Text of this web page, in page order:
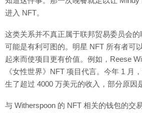
进入 NFT。
这类关系并不真正属于联邦贸易委员会
可能是有利可图的。明星 NFT 所有者可
起来而使项目更有价值。例如，Reese
《女性世界》NFT 项目代言。今年 1 月
生了超过 4000 万美元的收入，部分原因
与 Witherspoon 的 NFT 相关的钱包的交